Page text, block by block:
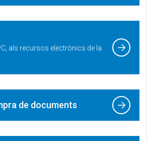
als recursos electrònics de la
de documents